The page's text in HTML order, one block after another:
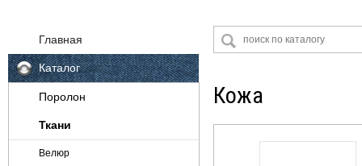
Главная
Каталог
Поролон
Ткани
Велюр
Кожа